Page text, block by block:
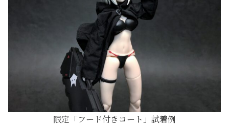
限定「フード付きコート」試着例